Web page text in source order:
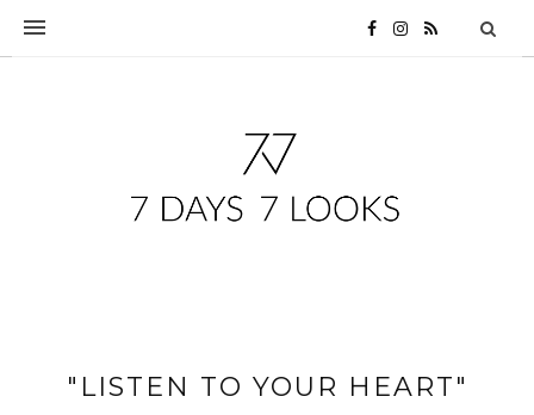
"LISTEN TO YOUR HEART"